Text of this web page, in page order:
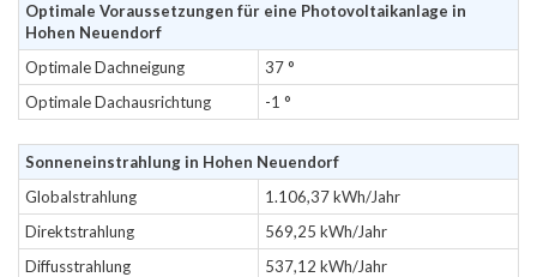
Optimale Voraussetzungen für eine Photovoltaikanlage in
Hohen Neuendorf
Optimale Dachneigung
37 °
Optimale Dachausrichtung
-1 °
Sonneneinstrahlung in Hohen Neuendorf
Globalstrahlung
1.106,37 kWh/Jahr
Direktstrahlung
569,25 kWh/Jahr
Diffusstrahlung
537,12 kWh/Jahr